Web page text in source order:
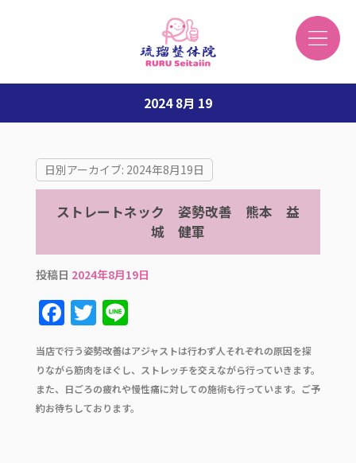
2024 8月 19
日別アーカイブ: 2024年8月19日
ストレートネック 姿勢改善 熊本 益
城 健軍
投稿日 2024年8月19日
F
a
c
e
b
T
w
it
te
r
Li
n
e
当店で行う姿勢改善はアジャストは行わず人それぞれの原因を探
りながら筋肉をほぐし、ストレッチを交えながら行っていきます。
また、日ごろの疲れや慢性痛に対しての施術も行っています。ご予
約お待ちしております。